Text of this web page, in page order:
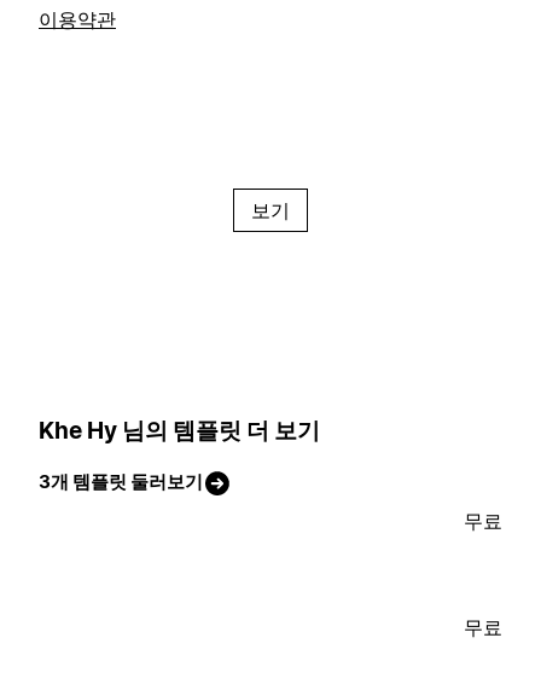
이용약관
보기
Khe Hy 님의 템플릿 더 보기
3개 템플릿 둘러보기
무료
무료